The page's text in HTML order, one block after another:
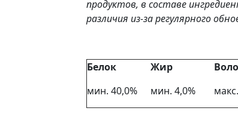
продуктов, в составе
различия из-за регулярного
Белок Жир
мин. 40,0%
мин. 4,0%